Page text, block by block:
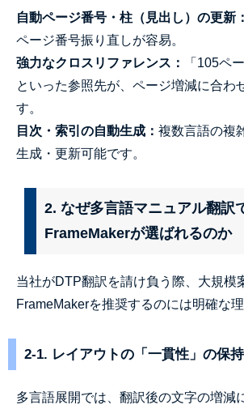
自動ページ番号・柱（見出し）の更新：
ページ番号振り直しが容易。
強力なクロスリファレンス：
「105ペ
といった参照先が、ページ増減に合わ
す。
目次・索引の自動生成： 複数言語の複
生成・更新可能です。
2. なぜ多言語マニュアル翻訳
FrameMakerが選ばれるのか
当社がDTP翻訳を請け負う際、大規模
FrameMakerを推奨するのには明確な理
2-1. レイアウトの「一貫性」の保持
多言語展開では、翻訳後の文字の増減